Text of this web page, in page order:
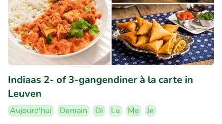
Indiaas 2- of 3-gangendiner à la carte in
Leuven
Aujourd'hui Demain Di Lu Me
Je